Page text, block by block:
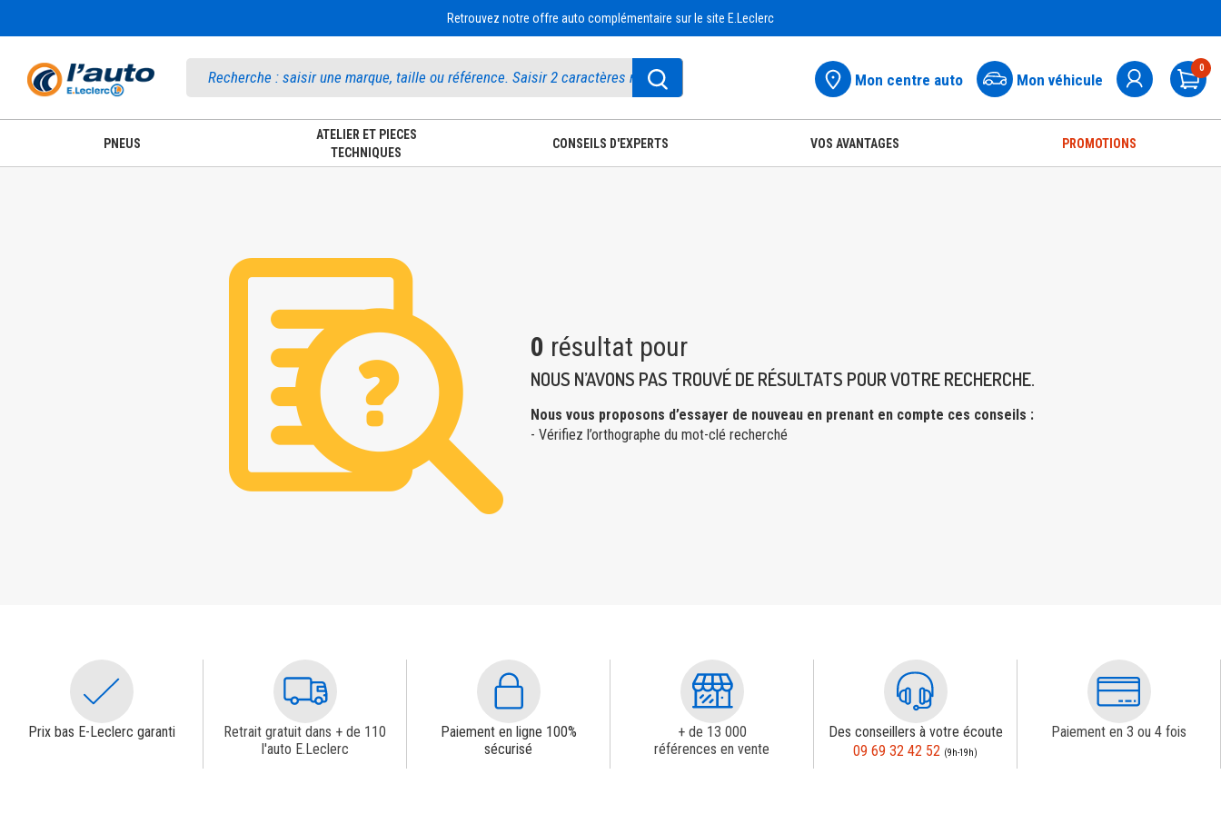
Retrouvez notre offre auto complémentaire sur le site E.Leclerc
Mon centre auto Mon véhicule
0
PNEUS
ATELIER ET PIECES
TECHNIQUES
CONSEILS D'EXPERTS VOS AVANTAGES PROMOTIONS
0 résultat pour
NOUS N’AVONS PAS TROUVÉ DE RÉSULTATS POUR VOTRE RECHERCHE.
Nous vous proposons d’essayer de nouveau en prenant en compte ces conseils :
- Vérifiez l’orthographe du mot-clé recherché
Prix bas E-Leclerc garanti
Retrait gratuit dans + de 110
l'auto E.Leclerc
Paiement en ligne 100%
sécurisé
+ de 13 000
références en vente
Des conseillers à votre écoute
09 69 32 42 52 (9h-19h)
Paiement en 3 ou 4 fois